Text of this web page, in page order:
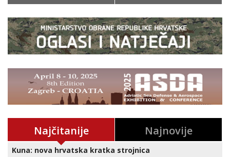
Najčitanije Najnovije
Kuna: nova hrvatska kratka strojnica